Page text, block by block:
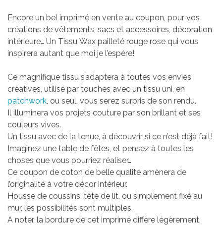
Encore un bel imprimé en vente au coupon, pour vos
créations de vêtements, sacs et accessoires, décoration
intérieure… Un Tissu Wax pailleté rouge rose qui vous
inspirera autant que moi je l’espère!
Ce magnifique tissu s’adaptera à toutes vos envies
créatives, utilisé par touches avec un tissu uni, en
patchwork, ou seul, vous serez surpris de son rendu.
Il illuminera vos projets couture par son brillant et ses
couleurs vives.
Un tissu avec de la tenue, à découvrir si ce n’est déjà fait!
Imaginez une table de fêtes, et pensez à toutes les
choses que vous pourriez réaliser…
Ce coupon de coton de belle qualité amènera de
l’originalité à votre décor intérieur.
Housse de coussins, tête de lit, ou simplement fixé au
mur, les possibilités sont multiples.
A noter, la bordure de cet imprimé diffère légèrement.